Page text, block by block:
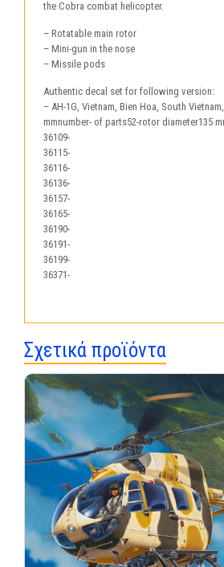
the Cobra combat helicopter.
– Rotatable main rotor
– Mini-gun in the nose
– Missile pods
Authentic decal set for following version:
– AH-1G, Vietnam, Bien Hoa, South
mmnumber- of parts52-rotor diameter135
36109-
36115-
36116-
36136-
36157-
36165-
36190-
36191-
36199-
36371-
Σχετικά προϊόντα